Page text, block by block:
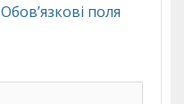
Обов’язкові поля